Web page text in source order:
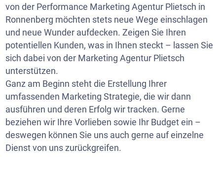
von der Performance Marketing Agentur Plietsch in
Ronnenberg möchten stets neue Wege einschlagen
und neue Wunder aufdecken. Zeigen Sie Ihren
potentiellen Kunden, was in Ihnen steckt – lassen Sie
sich dabei von der Marketing Agentur Plietsch
unterstützen.
Ganz am Beginn steht die Erstellung Ihrer
umfassenden Marketing Strategie, die wir dann
ausführen und deren Erfolg wir tracken. Gerne
beziehen wir Ihre Vorlieben sowie Ihr Budget ein –
deswegen können Sie uns auch gerne auf einzelne
Dienst von uns zurückgreifen.